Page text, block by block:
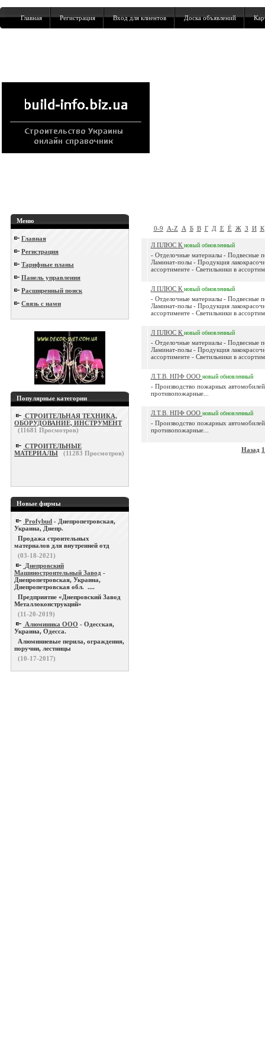
Главная Регистрация Вход для клиентов Доска объявлений
Меню
Главная
Регистрация
Тарифные планы
Панель управления
Расширенный поиск
Связь с нами
Популярные категории
СТРОИТЕЛЬНАЯ ТЕХНИКА,
ОБОРУДОВАНИЕ, ИНСТРУМЕНТ
(11681 Просмотров)
СТРОИТЕЛЬНЫЕ
МАТЕРИАЛЫ
(11283 Просмотров)
Новые фирмы
Profybud - Днепропетровская,
Украина, Днепр.
Продажа строительных
материалов для внутренней отд
(03-18-2021)
Днепровский
Машиностроительный Завод -
Днепропетровская, Украина,
Днепропетровская обл. ....
Предприятие «Днепровский Завод
Металлоконструкций»
(11-20-2019)
Алюминика ООО - Одесская,
Украина, Одесса.
Алюминиевые перила, ограждения,
поручни, лестницы
(10-17-2017)
0-9 A-Z А Б В Г Д Е Ё Ж З И К
Л ПЛЮС К новый обновленный
- Отделочные материалы - Подвесные
Ламинат-полы - Продукция
ассортименте - Светильники в
Л ПЛЮС К новый обновленный
- Отделочные материалы - Подвесные
Ламинат-полы - Продукция
ассортименте - Светильники в
Л ПЛЮС К новый обновленный
- Отделочные материалы - Подвесные
Ламинат-полы - Продукция
ассортименте - Светильники в
Л.Т.В. НПФ ООО новый обновленный
- Производство пожарных
противопожарные...
Л.Т.В. НПФ ООО новый обновленный
- Производство пожарных
противопожарные...
Назад 1